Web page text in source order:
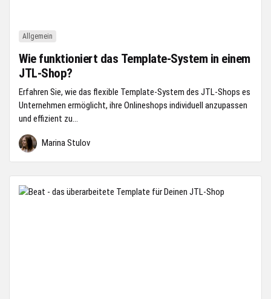
Allgemein
Wie funktioniert das Template-System in einem
JTL-Shop?
Erfahren Sie, wie das flexible Template-System des JTL-Shops es
Unternehmen ermöglicht, ihre Onlineshops individuell anzupassen
und effizient zu...
Marina Stulov